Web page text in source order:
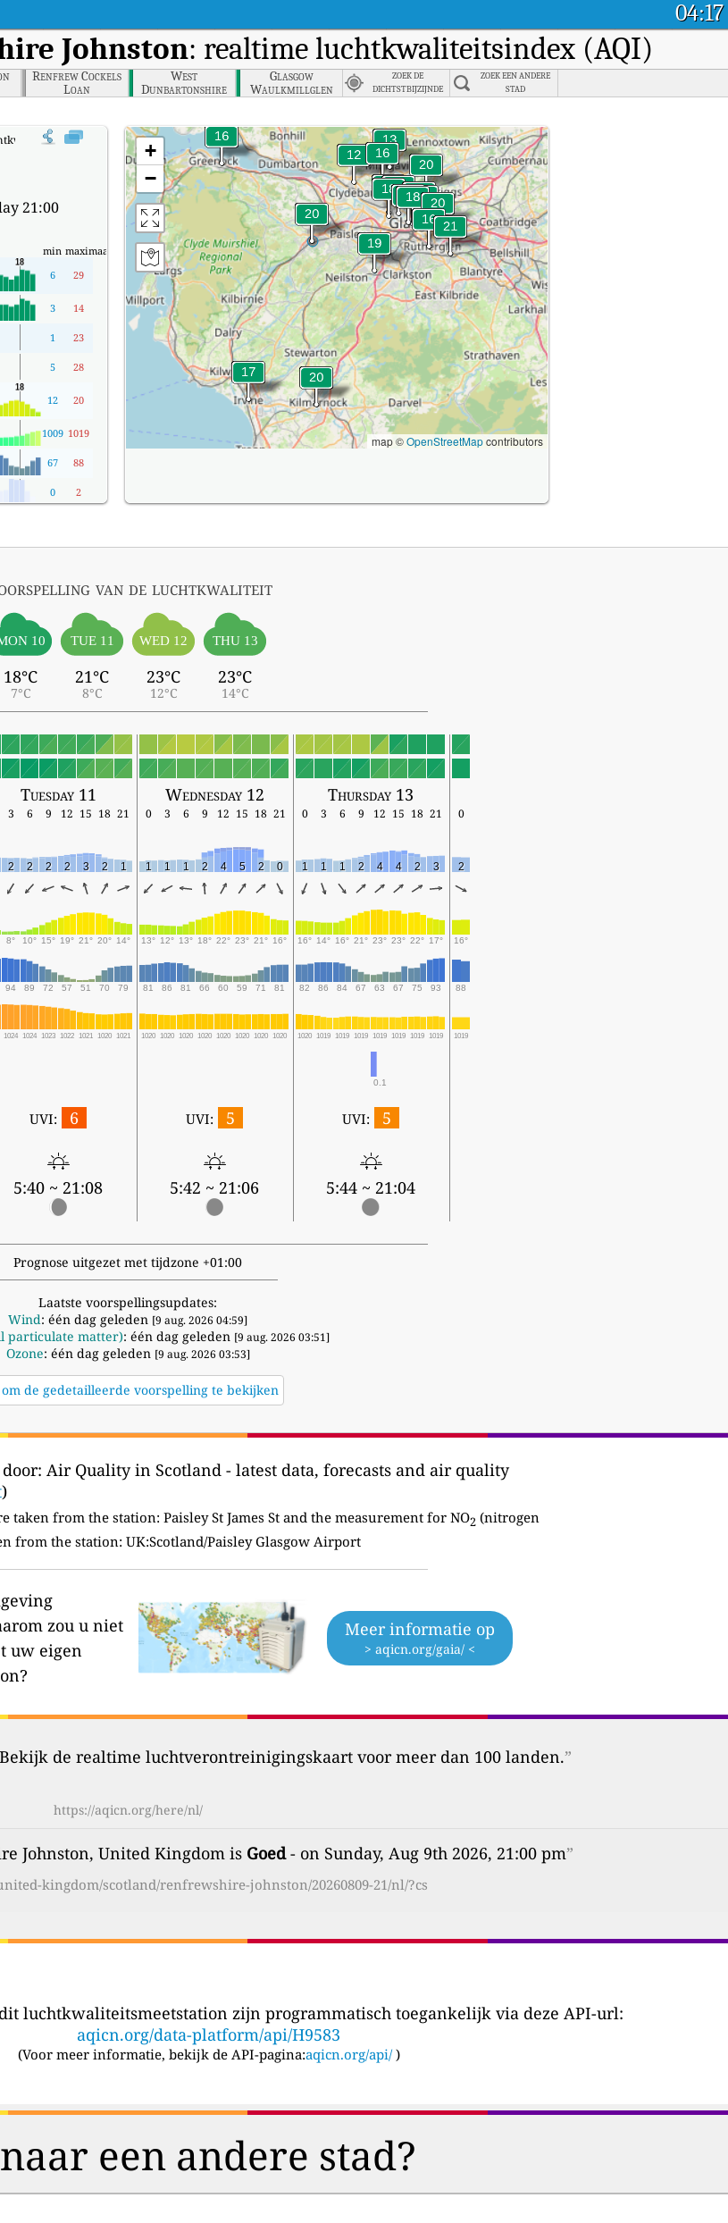
04:17
Johnston: realtime luchtkwaliteitsindex (AQI)
Renfrew Cockels
Loan
West
Dunbartonshire
Clydebank
Glasgow
Waulkmillglen
Reservoir
ZOEK DE
DICHTSTBIJZIJNDE
ZOEK EEN ANDERE
STAD
(AQI) van Renfrewshire Johnston.
21:00
min maximaal
6 29
3 14
1 23
5 28
12 20
1009 1019
67 88
0 2
+
−
map ©OpenStreetMapcontributors
van de luchtkwaliteit
10
18°C
7°C
TUE 11
21°C
8°C
WED 12
23°C
12°C
THU 13
23°C
14°C
Tuesday 11 Wednesday 12 Thursday 13
3 6 9 12 15 18 21 0 3 6 9 12 15 18 21 0 3 6 9 12 15 18 21
0
2 2 2 2 3 2 1 1 1 1 2 4 5 2 0 1 1 1 2 4 4 2 3 2
8° 10° 15° 19° 21° 20° 14° 13° 12° 13° 18° 22° 23° 21° 16° 16° 14° 16° 21° 23° 23° 22° 17° 16°
94 89 72 57 51 70 79 81 86 81 66 60 59 71 81 82 86 84 67 63 67 75 93 88
1024 1024 1023 1022 1021 1020 1021 1020 1020 1020 1020 1020 1020 1020 1020 1020 1019 1019 1019 1019 1019 1019 1019 1019
0.1
UVI: 6
5:40 ~ 21:08
UVI: 5
5:42 ~ 21:06
UVI: 5
5:44 ~ 21:04
Prognose uitgezet met tijdzone +01:00
Laatste voorspellingsupdates:
Wind: één dag geleden [9 aug. 2026 04:59]
particulate matter): één dag geleden [9 aug. 2026 03:51]
Ozone: één dag geleden [9 aug. 2026 03:53]
de gedetailleerde voorspelling te bekijken
Air Quality in Scotland - latest data, forecasts and air quality
)
taken from the station: Paisley St James St and the measurement for NO2 (nitrogen
from the station: UK:Scotland/Paisley Glasgow Airport
zou u niet
uw eigen
Meer informatie op
> aqicn.org/gaia/ <
de realtime luchtverontreinigingskaart voor meer dan 100 landen.”
https://aqicn.org/here/nl/
Johnston, United Kingdom is Goed- on Sunday, Aug 9th 2026, 21:00 pm”
kingdom/scotland/renfrewshire-johnston/20260809-21/nl/?cs
luchtkwaliteitsmeetstation zijn programmatisch toegankelijk via deze API-url:
aqicn.org/data-platform/api/H9583
(Voor meer informatie, bekijk de API-pagina:aqicn.org/api/ )
een andere stad?